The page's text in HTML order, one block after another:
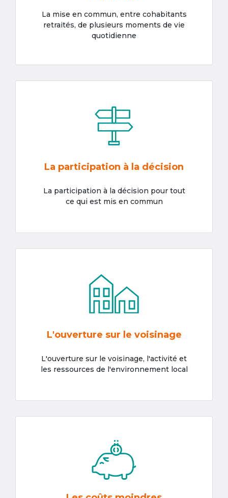
La mise en commun, entre cohabitants
retraités, de plusieurs moments de vie
quotidienne
La participation à la décision
La participation à la décision pour tout
ce qui est mis en commun
L'ouverture sur le voisinage
L'ouverture sur le voisinage, l'activité et
les ressources de l'environnement local